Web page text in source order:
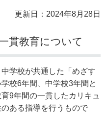
更新日：2024年8月28日
貫教育について
学校が共通した「めざす
校6年間、中学校3年間と
9年間の一貫したカリキュ
ある指導を行うもので